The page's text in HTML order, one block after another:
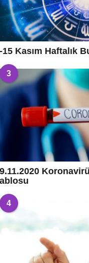
15 Kasım Haftalık
3
4